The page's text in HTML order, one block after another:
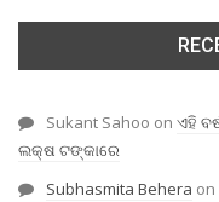
Sukant Sahoo on ଏହି
ଲକ୍ଷ ଟଙ୍କାରେ
Subhasmita Behera on